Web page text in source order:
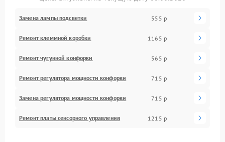
Замена лампы подсветки 555 р
Ремонт клеммной коробки 1165 р
Ремонт чугунной конфорки 565 р
Ремонт регулятора мощности конфорки 715 р
Замена регулятора мощности конфорки 715 р
Ремонт платы сенсорного управления 1215 р